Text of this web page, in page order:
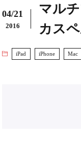
04/21
2016
マル
カス
iPad iPhone Mac